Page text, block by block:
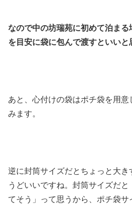
なので中の坊瑞苑に初めて泊まる
を目安に袋に包んで渡すといいと
あと、心付けの袋はポチ袋を用
みます。
逆に封筒サイズだとちょっと大き
うどいいですね。封筒サイズだ
てそう」って思うから、ポチ袋サ